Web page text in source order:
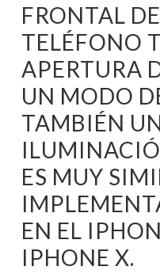
FRONTAL
TELÉFONO
APERTURA
UN MODO
TAMBIÉN
ES MUY
EN EL
IPHONE X.